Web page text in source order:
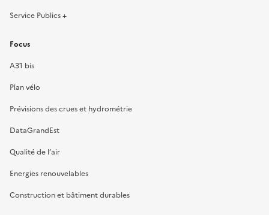
Service Publics +
Focus
A31 bis
Plan vélo
Prévisions des crues et hydrométrie
DataGrandEst
Qualité de l’air
Energies renouvelables
Construction et bâtiment durables